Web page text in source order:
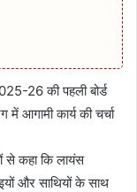
26 की पहली बोर्ड
आगामी कार्य की चर्चा
से कहा कि लायंस
और साथियों के साथ